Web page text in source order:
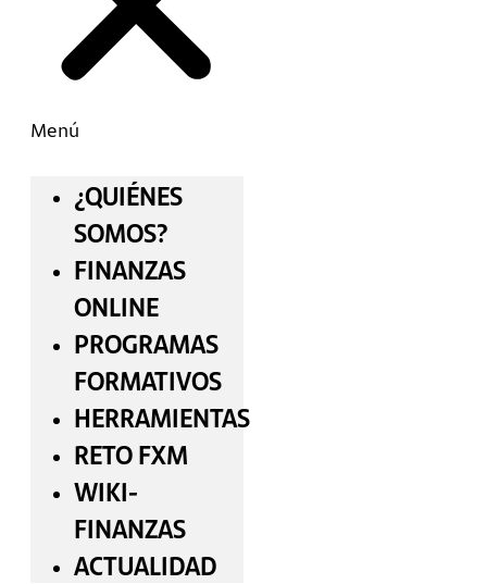
Menú
¿QUIÉNES
SOMOS?
FINANZAS
ONLINE
PROGRAMAS
FORMATIVOS
HERRAMIENTAS
RETO FXM
WIKI-
FINANZAS
ACTUALIDAD